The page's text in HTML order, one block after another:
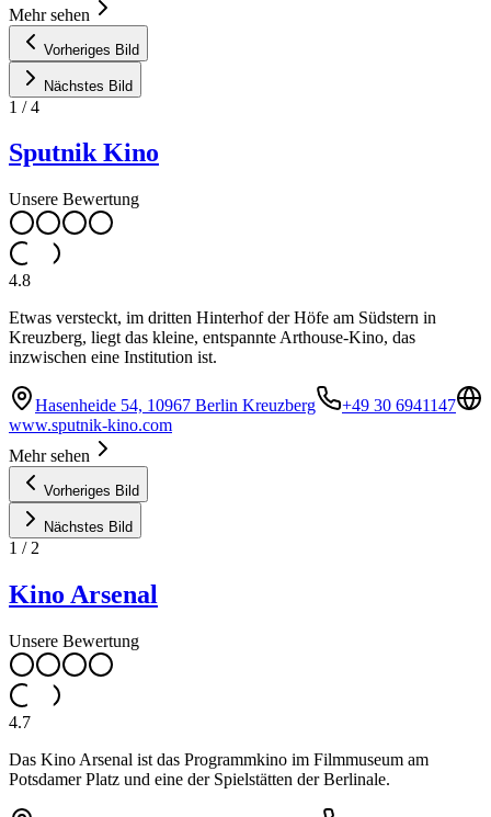
Mehr sehen
Vorheriges Bild
Nächstes Bild
1 /4
Sputnik Kino
Unsere Bewertung
4.8
Etwas versteckt, im dritten Hinterhof der Höfe am Südstern in
Kreuzberg, liegt das kleine, entspannte Arthouse-Kino, das
inzwischen eine Institution ist.
Hasenheide 54, 10967 Berlin Kreuzberg
+49 30 6941147
www.sputnik-kino.com
Mehr sehen
Vorheriges Bild
Nächstes Bild
1 / 2
Kino Arsenal
Unsere Bewertung
4.7
Das Kino Arsenal ist das Programmkino im Filmmuseum am
Potsdamer Platz und eine der Spielstätten der Berlinale.